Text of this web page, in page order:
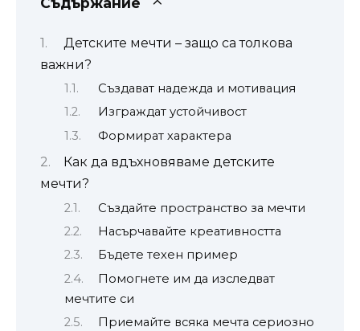
Детските мечти – защо са толкова
важни?
Създават надежда и мотивация
Изграждат устойчивост
Формират характера
Как да вдъхновяваме детските
мечти?
Създайте пространство за мечти
Насърчавайте креативността
Бъдете техен пример
Помогнете им да изследват
мечтите си
Приемайте всяка мечта сериозно